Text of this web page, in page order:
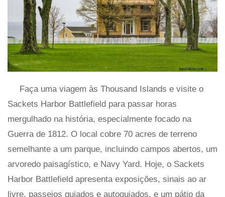
Faça uma viagem às Thousand Islands e visite o
Sackets Harbor Battlefield para passar horas
mergulhado na história, especialmente focado na
Guerra de 1812. O local cobre 70 acres de terreno
semelhante a um parque, incluindo campos abertos, um
arvoredo paisagístico, e Navy Yard. Hoje, o Sackets
Harbor Battlefield apresenta exposições, sinais ao ar
livre, passeios guiados e autoguiados, e um pátio da